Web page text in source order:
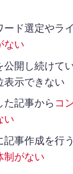
ード選定やラ
ない
公開し続けて
表示できない
た記事から コ
い
記事作成を行
制がない